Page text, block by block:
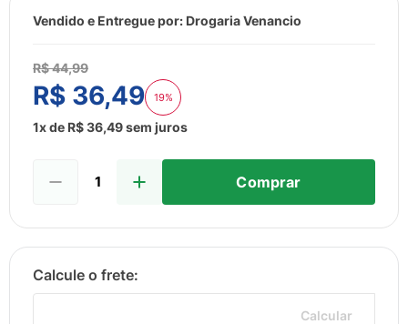
Vendido e Entregue por: Drogaria Venancio
R$44,99
R$ 36,49 19%
1x de R$36,49sem juros
Comprar
Calcular
lenço umedecido